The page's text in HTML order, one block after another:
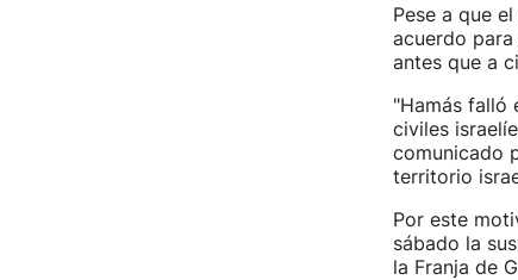
Pese a que
acuerdo
antes que a
"Hamás falló
civiles
comunicado
territorio
Por este
sábado la
la Franja de